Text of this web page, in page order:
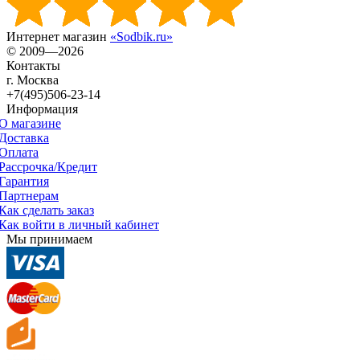
Интернет магазин «Sodbik.ru»
© 2009—2026
Контакты
г. Москва
+7(495)506-23-14
Информация
магазине
Кредит
сделать заказ
войти в личный кабинет
Мы принимаем